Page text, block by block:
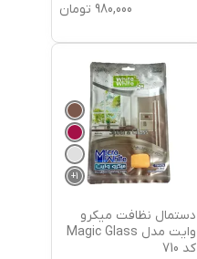
980,000 تومان
1
+
دستمال نظافت میکرو
وایت مدل Magic Glass
کد 710